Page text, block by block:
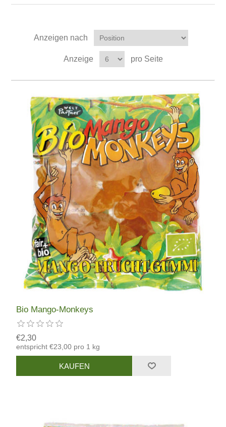
Anzeigen nach
Anzeige pro Seite
Bio Mango-Monkeys
€2,30
entspricht €23,00 pro 1 kg